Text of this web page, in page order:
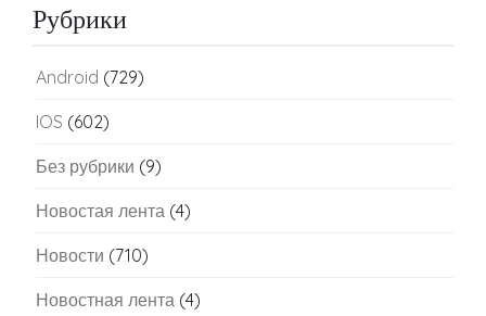
Рубрики
Android (729)
IOS (602)
Без рубрики (9)
Новостая лента (4)
Новости (710)
Новостная лента (4)